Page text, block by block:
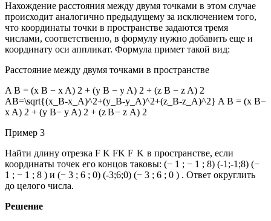
Нахождение расстояния между двумя точками в этом случае
происходит аналогично предыдущему за исключением того,
что координаты точки в пространстве задаются тремя
числами, соответственно, в формулу нужно добавить еще и
координату оси аппликат. Формула примет такой вид:
Расстояние между двумя точками в пространстве
A B = (x B − x A) 2 + (y B − y A) 2 + (z B − z A) 2
AB=\sqrt{(x_B-x_A)^2+(y_B-y_A)^2+(z_B-z_A)^2} A B = (x B−
x A) 2 + (y B− y A) 2 + (zB−z A) 2
Пример 3
Найти длину отрезка F K FK F K в пространстве, если
координаты точек его концов таковы: (− 1 ; − 1 ; 8) (-1;-1;8) (−
1 ; − 1 ; 8 ) и (− 3 ; 6 ; 0) (-3;6;0) (− 3 ; 6 ; 0 ) . Ответ округлить
до целого числа.
Решение